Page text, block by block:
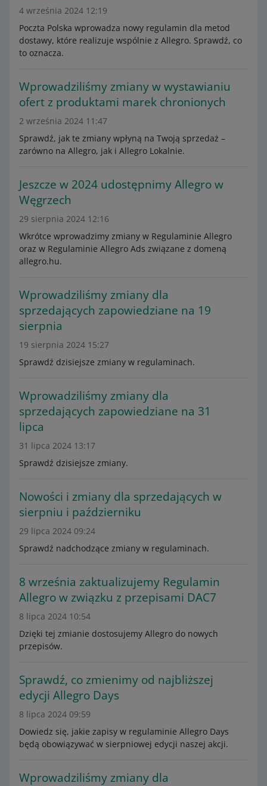
4 września 2024 12:19
Poczta Polska wprowadza nowy regulamin dla metod
dostawy, które realizuje wspólnie z Allegro. Sprawdź, co
to oznacza.
Wprowadziliśmy zmiany w wystawianiu
ofert z produktami marek chronionych
2 września 2024 11:47
Sprawdź, jak te zmiany wpłyną na Twoją sprzedaż –
zarówno na Allegro, jak i Allegro Lokalnie.
Jeszcze w 2024 udostępnimy Allegro w
Węgrzech
29 sierpnia 2024 12:16
Wkrótce wprowadzimy zmiany w Regulaminie Allegro
oraz w Regulaminie Allegro Ads związane z domeną
allegro.hu.
Wprowadziliśmy zmiany dla
sprzedających zapowiedziane na 19
sierpnia
19 sierpnia 2024 15:27
Sprawdź dzisiejsze zmiany w regulaminach.
Wprowadziliśmy zmiany dla
sprzedających zapowiedziane na 31
lipca
31 lipca 2024 13:17
Sprawdź dzisiejsze zmiany.
Nowości i zmiany dla sprzedających w
sierpniu i październiku
29 lipca 2024 09:24
Sprawdź nadchodzące zmiany w regulaminach.
8 września zaktualizujemy Regulamin
Allegro w związku z przepisami DAC7
8 lipca 2024 10:54
Dzięki tej zmianie dostosujemy Allegro do nowych
przepisów.
Sprawdź, co zmienimy od najbliższej
edycji Allegro Days
8 lipca 2024 09:59
Dowiedz się, jakie zapisy w regulaminie Allegro Days
będą obowiązywać w sierpniowej edycji naszej akcji.
Wprowadziliśmy zmiany dla